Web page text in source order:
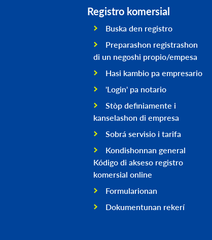
Registro komersial
Buska den registro
Preparashon registrashon
di un negoshi propio/empesa
Hasi kambio pa empresario
'Login' pa notario
Stòp definiamente i
kanselashon di empresa
Sobrá servisio i tarifa
Kondishonnan general
Kódigo di akseso registro
komersial online
Formularionan
Dokumentunan rekerí